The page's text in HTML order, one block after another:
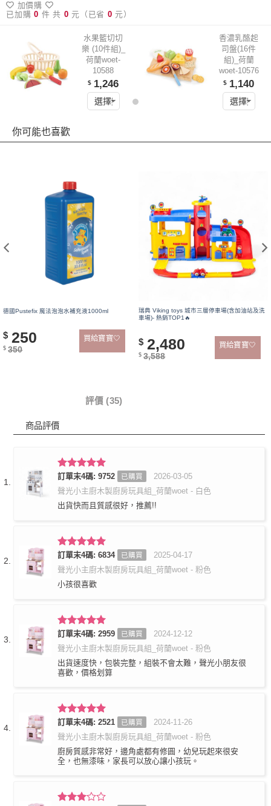
加價購
已加購0 件 共 0 元（已省 0 元）
水果籃切切
樂 (10件組)_
荷蘭woet-
10588
$ 1,246
香濃乳酪起
司盤(16件
組)_荷蘭
woet-10576
$ 1,140
你可能也喜歡
德國Pustefix 魔法泡泡水補充液1000ml
$ 250
$ 350
買給寶寶🤍
瑞典 Viking toys 城市三層停車場(含加油站及洗
車場)- 熱銷TOP1🔥
$ 2,480
$ 3,588
買給寶寶🤍
評價 (35)
商品評價
評分5滿
分 5
訂單末4碼: 9752 已購買
2026-03-05
聲光小主廚木製廚房玩具組_荷蘭woet - 白色
出貨快而且質感很好，推薦!!
評分5滿
分 5
訂單末4碼: 6834 已購買
2025-04-17
聲光小主廚木製廚房玩具組_荷蘭woet - 粉色
小孩很喜歡
評分5滿
分 5
訂單末4碼: 2959 已購買
2024-12-12
聲光小主廚木製廚房玩具組_荷蘭woet - 粉色
出貨速度快，包裝完整，組裝不會太難，聲光小朋友很
喜歡，價格划算
評分5滿
分 5
訂單末4碼: 2521 已購買
2024-11-26
聲光小主廚木製廚房玩具組_荷蘭woet - 粉色
廚房質感非常好，邊角處都有修圓，幼兒玩起來很安
全，也無漆味，家長可以放心讓小孩玩。